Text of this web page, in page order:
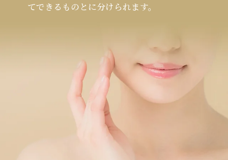
てできるものとに分けられます。